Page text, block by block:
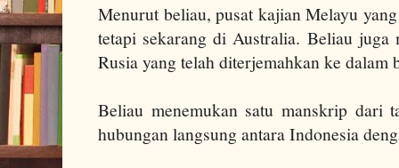
Menurut beliau, pusat kajian Melayu
tetapi sekarang di Australia. Beliau juga
Rusia yang telah diterjemahkan ke dalam
Beliau menemukan satu manskrip dari
hubungan langsung antara Indonesia